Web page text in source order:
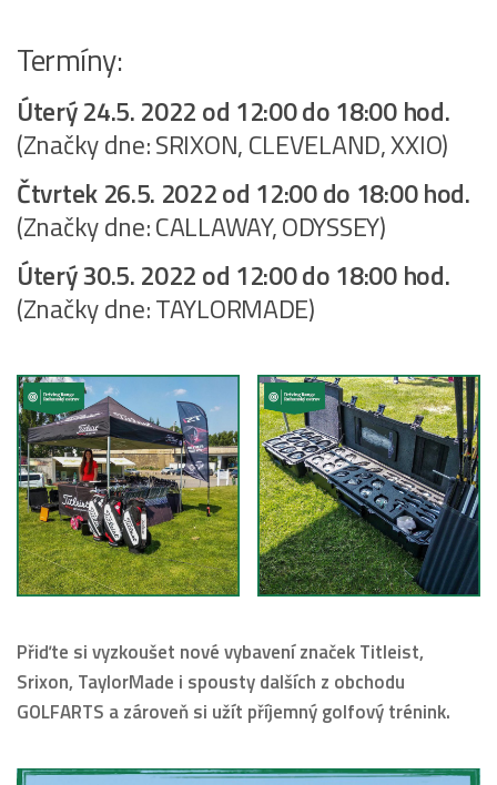
Termíny:
Úterý 24.5. 2022 od 12:00 do 18:00 hod.
(Značky dne: SRIXON, CLEVELAND, XXIO)
Čtvrtek 26.5. 2022 od 12:00 do 18:00 hod.
(Značky dne: CALLAWAY, ODYSSEY)
Úterý 30.5. 2022 od 12:00 do 18:00 hod.
(Značky dne: TAYLORMADE)
Přiďte si vyzkoušet nové vybavení značek Titleist,
Srixon, TaylorMade i spousty dalších z obchodu
GOLFARTS a zároveň si užít příjemný golfový trénink.